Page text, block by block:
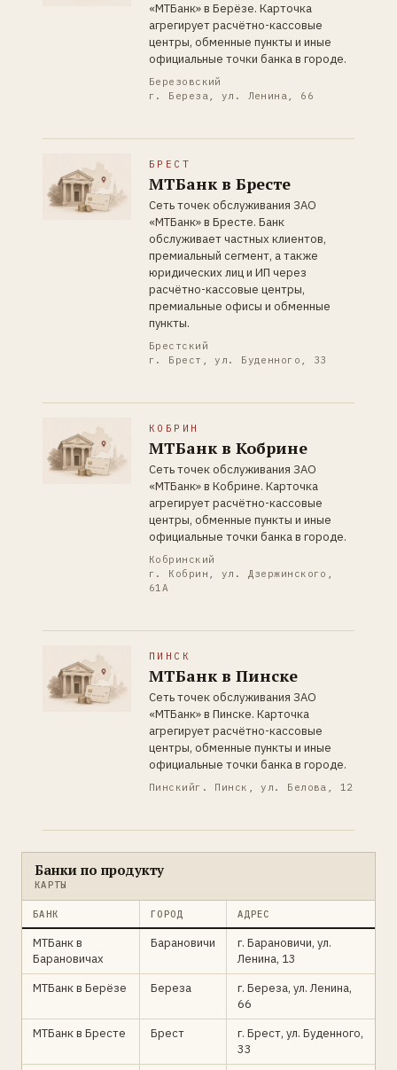
«МТБанк» в Берёзе. Карточка
агрегирует расчётно-кассовые
центры, обменные пункты и иные
официальные точки банка в городе.
Березовский
г. Береза, ул. Ленина, 66
БРЕСТ
МТБанк в Бресте
Сеть точек обслуживания ЗАО
«МТБанк» в Бресте. Банк
обслуживает частных клиентов,
премиальный сегмент, а также
юридических лиц и ИП через
расчётно-кассовые центры,
премиальные офисы и обменные
пункты.
Брестский
г. Брест, ул. Буденного, 33
КОБРИН
МТБанк в Кобрине
Сеть точек обслуживания ЗАО
«МТБанк» в Кобрине. Карточка
агрегирует расчётно-кассовые
центры, обменные пункты и иные
официальные точки банка в городе.
Кобринский
г. Кобрин, ул. Дзержинского,
61А
ПИНСК
МТБанк в Пинске
Сеть точек обслуживания ЗАО
«МТБанк» в Пинске. Карточка
агрегирует расчётно-кассовые
центры, обменные пункты и иные
официальные точки банка в городе.
Пинскийг. Пинск, ул. Белова, 12
Банки по продукту
КАРТЫ
БАНК ГОРОД АДРЕС
МТБанк в
Барановичах
Барановичи
г. Барановичи, ул.
Ленина, 13
МТБанк в Берёзе
Береза
г. Береза, ул. Ленина,
66
МТБанк в Бресте
Брест
г. Брест, ул. Буденного,
33